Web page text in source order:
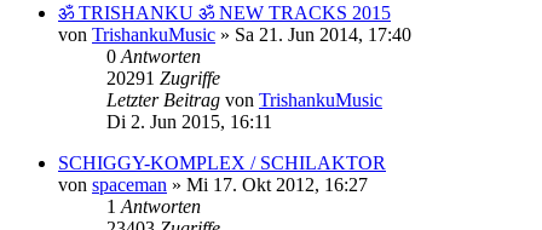
ॐ TRISHANKU ॐ NEW TRACKS 2015
von TrishankuMusic » Sa 21. Jun 2014, 17:40
0 Antworten
20291 Zugriffe
Letzter Beitrag von TrishankuMusic
Di 2. Jun 2015, 16:11
SCHIGGY-KOMPLEX / SCHILAKTOR
von spaceman » Mi 17. Okt 2012, 16:27
1 Antworten